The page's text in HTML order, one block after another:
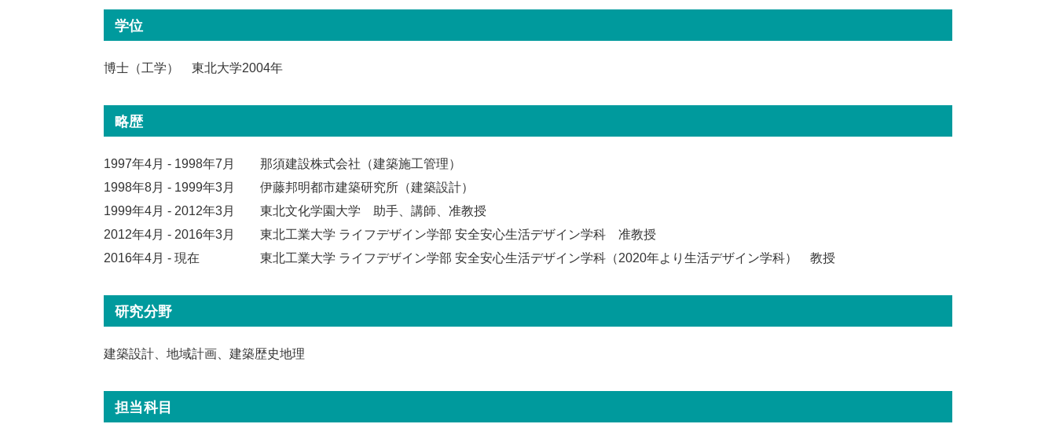
学位
博士（工学） 東北大学2004年
略歴
1997年4月 - 1998年7月
那須建設株式会社（建築施工管理）
1998年8月 - 1999年3月
伊藤邦明都市建築研究所（建築設計）
1999年4月 - 2012年3月
東北文化学園大学 助手、講師、准教授
2012年4月 - 2016年3月
東北工業大学 ライフデザイン学部 安全安心生活デザイン学科 准教授
2016年4月 - 現在
東北工業大学 ライフデザイン学部 安全安心生活デザイン学科（2020年より生活デザイン学科） 教授
研究分野
建築設計、地域計画、建築歴史地理
担当科目